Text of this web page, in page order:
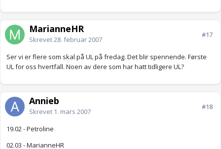
MarianneHR
Skrevet28. februar 2007
#17
Ser vi er flere som skal på UL på fredag. Det blir spennende. Første
UL for oss hvertfall. Noen av dere som har hatt tidligere UL?
Annieb
Skrevet 1. mars 2007
#18
19.02 - Petroline
02.03 - MarianneHR